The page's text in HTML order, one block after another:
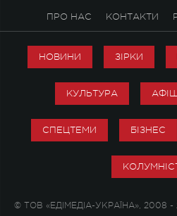
ПРО НАС КОНТАКТИ
НОВИНИ ЗІРКИ
КУЛЬТУРА
СПЕЦТЕМИ БІЗНЕС
© ТОВ «ЕДІМЕДІА-УКРАЇНА», 2008 -